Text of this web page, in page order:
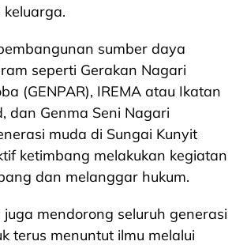
sumber daya
seperti Gerakan Nagari
(GENPAR), IREMA atau Ikatan
dan Genma Seni Nagari
muda di Sungai Kunyit
ketimbang melakukan kegiatan
dan melanggar hukum.
juga mendorong seluruh generasi
terus menuntut ilmu melalui